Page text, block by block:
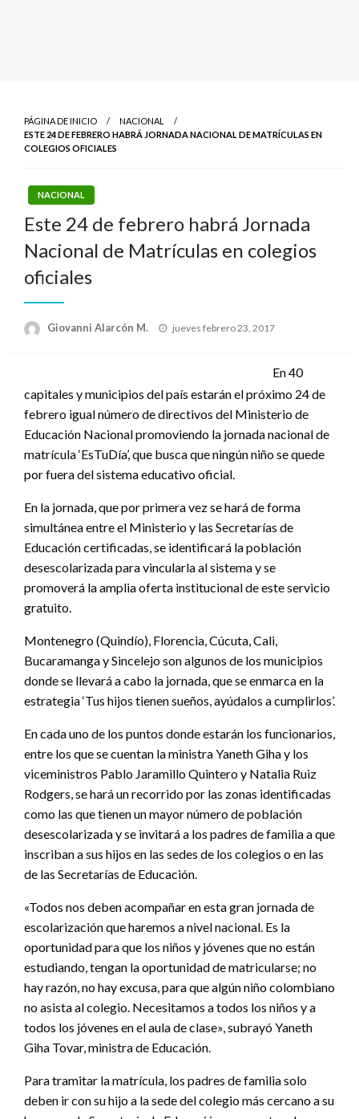
PÁGINA DE INICIO
NACIONAL
ESTE 24 DE FEBRERO HABRÁ JORNADA NACIONAL DE MATRÍCULAS EN
COLEGIOS OFICIALES
NACIONAL
Este 24 de febrero habrá Jornada
Nacional de Matrículas en colegios
oficiales
Giovanni Alarcón M.
Publicado
jueves febrero 23, 2017
En 40
capitales y municipios del país estarán el próximo 24 de
febrero igual número de directivos del Ministerio de
Educación Nacional promoviendo la jornada nacional de
matrícula ‘EsTuDía’, que busca que ningún niño se quede
por fuera del sistema educativo oficial.
En la jornada, que por primera vez se hará de forma
simultánea entre el Ministerio y las Secretarías de
Educación certificadas, se identificará la población
desescolarizada para vincularla al sistema y se
promoverá la amplia oferta institucional de este servicio
gratuito.
Montenegro (Quindío), Florencia, Cúcuta, Cali,
Bucaramanga y Sincelejo son algunos de los municipios
donde se llevará a cabo la jornada, que se enmarca en la
estrategia ‘Tus hijos tienen sueños, ayúdalos a cumplirlos’.
En cada uno de los puntos donde estarán los funcionarios,
entre los que se cuentan la ministra Yaneth Giha y los
viceministros Pablo Jaramillo Quintero y Natalia Ruiz
Rodgers, se hará un recorrido por las zonas identificadas
como las que tienen un mayor número de población
desescolarizada y se invitará a los padres de familia a que
inscriban a sus hijos en las sedes de los colegios o en las
de las Secretarías de Educación.
«Todos nos deben acompañar en esta gran jornada de
escolarización que haremos a nivel nacional. Es la
oportunidad para que los niños y jóvenes que no están
estudiando, tengan la oportunidad de matricularse; no
hay razón, no hay excusa, para que algún niño colombiano
no asista al colegio. Necesitamos a todos los niños y a
todos los jóvenes en el aula de clase», subrayó Yaneth
Giha Tovar, ministra de Educación.
Para tramitar la matrícula, los padres de familia solo
deben ir con su hijo a la sede del colegio más cercano a su